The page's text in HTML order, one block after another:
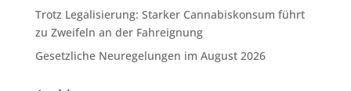
Trotz Legalisierung: Starker Cannabiskonsum führt
zu Zweifeln an der Fahreignung
Gesetzliche Neuregelungen im August 2026